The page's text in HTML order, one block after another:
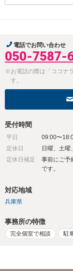
電話でお問い合わせ
050-7587-
※お電話の際は「ココナ
す。
受付時間
平日
09:00〜
定休日
日曜、土曜
定休日補足
事前にご予
です。
対応地域
兵庫県
事務所の特徴
完全個室で相談 駐